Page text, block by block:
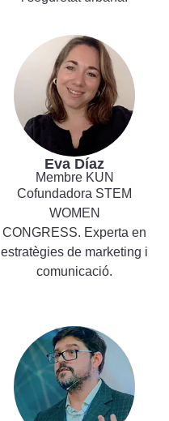
Eva Díaz
Membre KUN
Cofundadora STEM
WOMEN
CONGRESS. Experta en
estratègies de marketing i
comunicació.